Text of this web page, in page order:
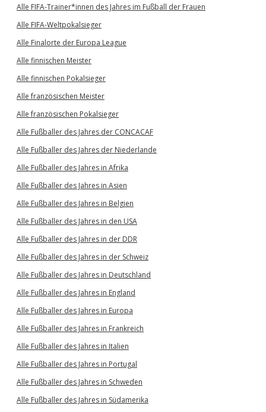
Alle FIFA-Trainer*innen des Jahres im Fußball der Frauen
Alle FIFA-Weltpokalsieger
Alle Finalorte der Europa League
Alle finnischen Meister
Alle finnischen Pokalsieger
Alle französischen Meister
Alle französischen Pokalsieger
Alle Fußballer des Jahres der CONCACAF
Alle Fußballer des Jahres der Niederlande
Alle Fußballer des Jahres in Afrika
Alle Fußballer des Jahres in Asien
Alle Fußballer des Jahres in Belgien
Alle Fußballer des Jahres in den USA
Alle Fußballer des Jahres in der DDR
Alle Fußballer des Jahres in der Schweiz
Alle Fußballer des Jahres in Deutschland
Alle Fußballer des Jahres in England
Alle Fußballer des Jahres in Europa
Alle Fußballer des Jahres in Frankreich
Alle Fußballer des Jahres in Italien
Alle Fußballer des Jahres in Portugal
Alle Fußballer des Jahres in Schweden
Alle Fußballer des Jahres in Südamerika